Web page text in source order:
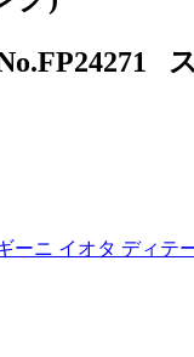
ーニ イオタ ディテ